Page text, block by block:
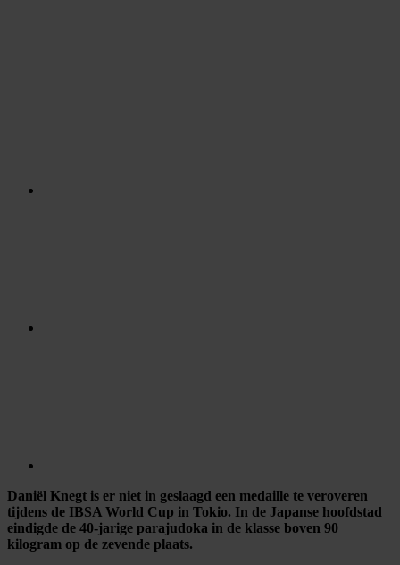
Daniël Knegt is er niet in geslaagd een medaille te veroveren
tijdens de IBSA World Cup in Tokio. In de Japanse hoofdstad
eindigde de 40-jarige parajudoka in de klasse boven 90
kilogram op de zevende plaats.